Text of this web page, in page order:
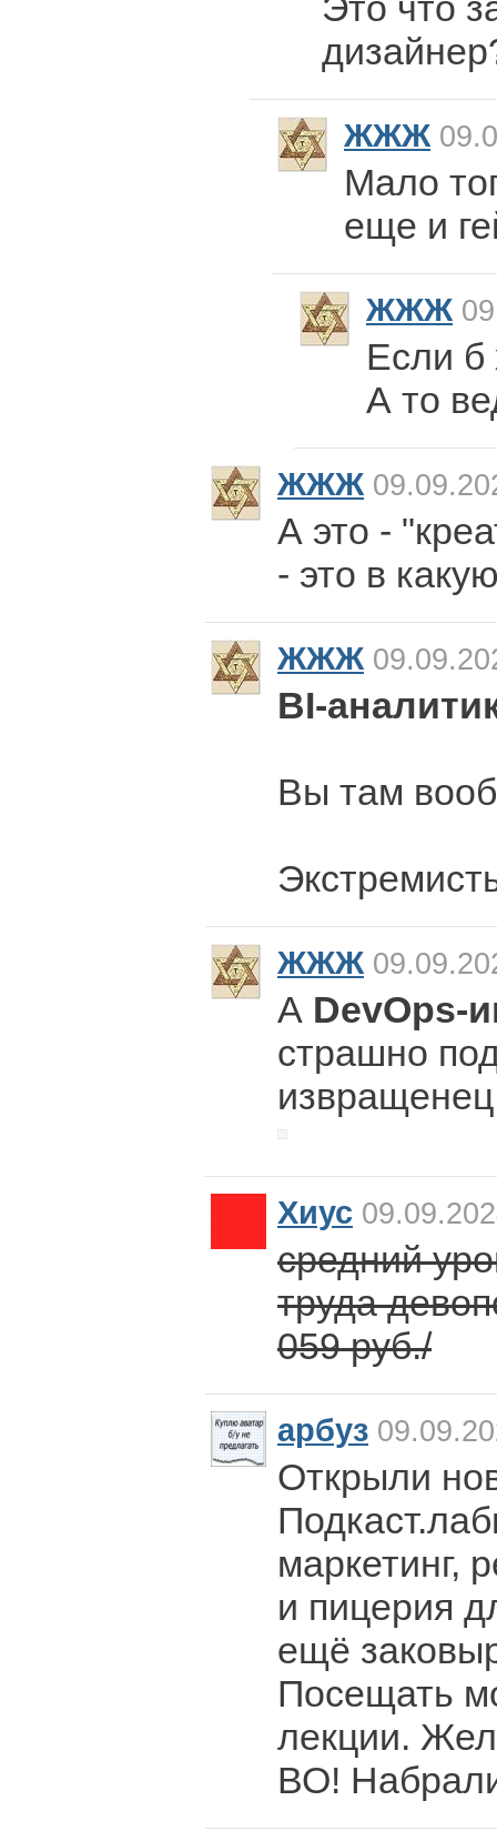
ЖЖЖ
Мало
еще и
ЖЖЖ
Если б
А то
ЖЖЖ
А это -
- это в
ЖЖЖ
BI-
Вы там
ЖЖЖ
А DevOps-
страшно
Хиус
средний
труда
059 руб./
арбуз
Открыли
маркетинг,
и пицерия
ещё
Посещать
лекции.
ВО!